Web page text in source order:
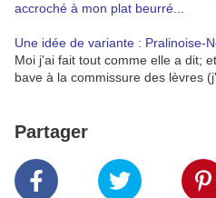
accroché à mon plat beurré...
Une idée de variante : Pralinoise-
Moi j'ai fait tout comme elle a dit;
bave à la commissure des lèvres
Partager